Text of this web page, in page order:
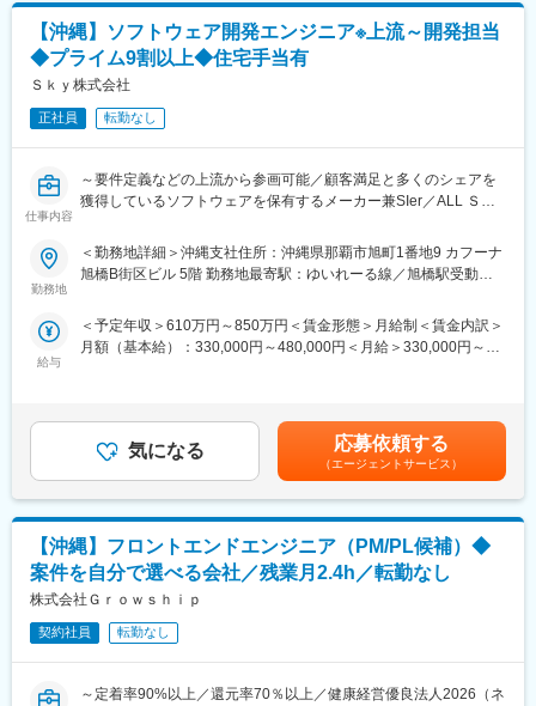
実しており、休暇制度はもちろん各種手当も豊富にございます。
変更の範囲：会社の定める業務
車載情報機器（カーナビ、カーオーディオなど）、車載ECUを軸
とした開発に携わっており、経験が浅くても先駆者が居るのでし
っかり技術を高めご活躍いただけます。
現在、事業好調により開発拠点を増設しており、今後もより拡大
をしていく予定です。
■キャリアパス
定です。またPMP資格取得などの研修も行っており、短期的なキ
ャリアだけではなく、中長期的なキャリアも描きやすいよう設計
プを目指せる環境です。
■当社の魅力
社内の情報発信、情報共有を密に行える環境です。
過去のPJT例や相談事などは5分以内にすべて解決できるような仕
社長と社員の距離も近く、会社内の情報と経営陣の考えているこ
との社員への伝達も頻繁になされています。
産休、育休をはじめ休暇制度が充実しており、長期的に就業され
たい方を歓迎します。
変更の範囲：会社の定める業務
【沖縄】ソフトウェア開発エンジニア※上流～開発担当
◆プライム9割以上◆住宅手当有
Ｓｋｙ株式会社
正社員 転勤なし
仕事内容
～要件定義などの上流から参画可能／顧客満足と多くのシェアを
獲得しているソフトウェアを保有するメーカー兼SIer／ALL Ｓｋ
休暇取得促進～
エンジニアの業務をご担当いただきます。ご経験内容により下記
配属先部門いずれかを検討させていただきます。
流から開発工程までをご担当いただきます。急激に成長してきて
おり、優秀なリーダーが多数在籍しております。SIerを目指し、
今の課題に全員で取組み、日々改善していくことができる組織で
あり、商売力のあるメンバーと一緒に強みづくりを随時行ってい
る勢いのある部隊となっております。
〇組込み制御系開発
カーナビ、車載ECU、医療機器、コピー機など、様々なターゲッ
ト機器のSW開発を受託しております。また、昨今需要の増えてい
るIoTでは組込／制御系のエッジ側の技術だけでなく、Webフロン
ていただき、実績にあわせて上流や窓口業務も担っていただきま
勤務地
＜勤務地詳細＞沖縄支社住所：沖縄県那覇市旭町1番地9 カフーナ
旭橋B街区ビル 5階 勤務地最寄駅：ゆいれーる線／旭橋駅受動喫
給与
＜予定年収＞610万円～850万円＜賃金形態＞月給制＜賃金内訳＞
月額（基本給）：330,000円～480,000円＜月給＞330,000円～
収提示例 ※月20h残業を実施した場合＞ 【サブチーフ】29
歳 年収：7,450,000円【チーフ】35歳 年収：8,500,000円賃金
はあくまでも目安の金額であり、選考を通じて上下する可能性が
あります。月給(月額)は固定手当を含めた表記です。
気になる 応募依頼する
（エージェントサービス）
【沖縄】フロントエンドエンジニア（PM/PL候補）◆
案件を自分で選べる会社／残業月2.4h／転勤なし
株式会社Ｇｒｏｗｓｈｉｐ
契約社員 転勤なし
～定着率90%以上／還元率70％以上／健康経営優良法人2026（ネ